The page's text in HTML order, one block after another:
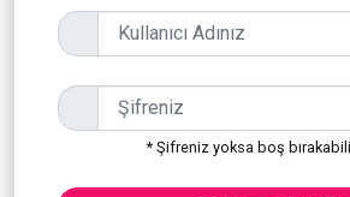
* Şifreniz yoksa boş